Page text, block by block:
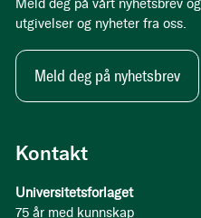
Kontakt
Universitetsforlaget
75 år med kunnskap
Meld deg på vårt nyhetsbrev
utgivelser og nyheter fra oss.
Meld deg på nyhetsbrev